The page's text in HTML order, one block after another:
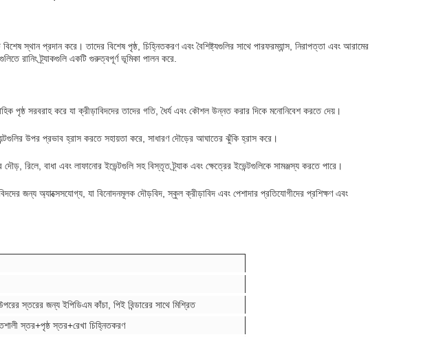
স্থান প্রদান করে। তাদের বিশেষ পৃষ্ঠ, চিহ্নিতকরণ এবং বৈশিষ্ট্যগুলির সাথে পারফরম্যান্স, নিরাপত্তা এবং আরামের
রানিং ট্র্যাকগুলি একটি গুরুত্বপূর্ণ ভূমিকা পালন করে.
পৃষ্ঠ সরবরাহ করে যা ক্রীড়াবিদদের তাদের গতি, ধৈর্য এবং কৌশল উন্নত করার দিকে মনোনিবেশ করতে দেয়।
উপর প্রভাব হ্রাস করতে সহায়তা করে, সাধারণ দৌড়ের আঘাতের ঝুঁকি হ্রাস করে।
দৌড়, রিলে, বাধা এবং লাফানোর ইভেন্টগুলি সহ বিস্তৃত ট্র্যাক এবং ক্ষেত্রের ইভেন্টগুলিকে সামঞ্জস্য করতে পারে।
জন্য অ্যাক্সেসযোগ্য, যা বিনোদনমূলক দৌড়বিদ, স্কুল ক্রীড়াবিদ এবং পেশাদার প্রতিযোগীদের প্রশিক্ষণ এবং
স্তরের জন্য ইপিডিএম কাঁচা, পিই বিন্ডারের সাথে মিশ্রিত
স্তর+পৃষ্ঠ স্তর+রেখা চিহ্নিতকরণ